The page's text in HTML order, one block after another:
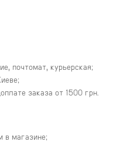
почтомат, курьерская;
заказа от 1500 грн.
в магазине;